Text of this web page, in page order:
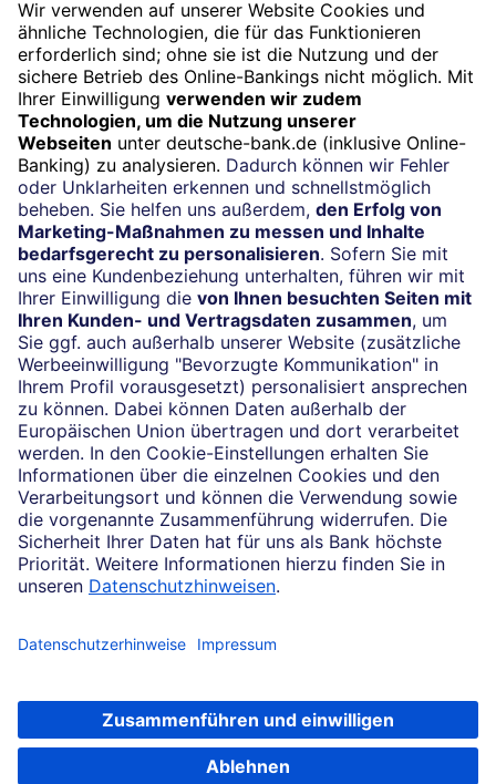
Widerruf
Vertrag widerrufen
Impressum
Konditionen und Preise
Rechtliche Hinweise
Datenschutz
Barrierefreiheit
Cookie-Einstellungen
Sicherheit und Technik
Notfallnummern
Soweit auf dieser Internetseite von der Deutschen Bank die Rede ist, bezieht